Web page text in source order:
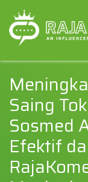
Saing
Sosmed
Efektif